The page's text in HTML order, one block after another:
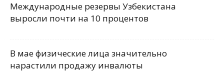
Международные резервы Узбекистана
выросли почти на 10 процентов
В мае физические лица значительно
нарастили продажу инвалюты